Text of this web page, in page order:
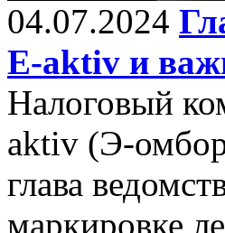
04.07.2024
E-aktiv и
Налоговый
aktiv (Э-
глава
маркировке